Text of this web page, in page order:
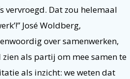
vervroegd. Dat zou helemaal
José Woldberg,
over samenwerken,
als partij om mee samen te
als inzicht: we weten dat